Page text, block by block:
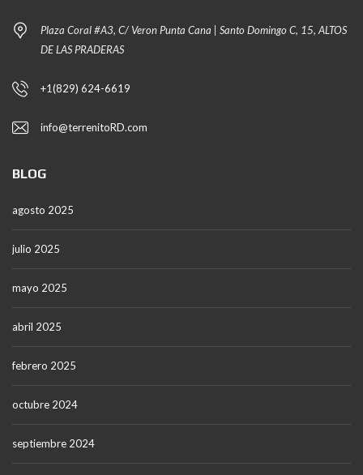
Plaza Coral #A3, C/ Veron Punta Cana | Santo Domingo C, 15, ALTOS
DE LAS PRADERAS
+1(829) 624-6619
info@terrenitoRD.com
BLOG
agosto 2025
julio 2025
mayo 2025
abril 2025
febrero 2025
octubre 2024
septiembre 2024